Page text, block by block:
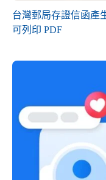
台灣郵局存證信函產
可列印 PDF